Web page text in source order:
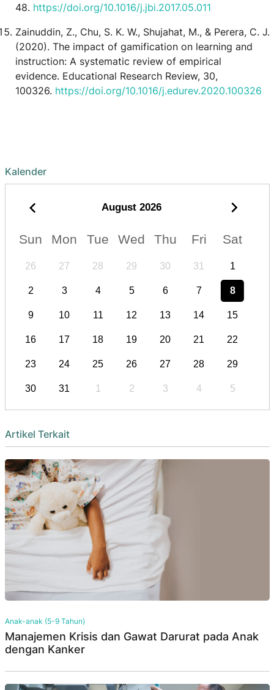
48. https://doi.org/10.1016/j.jbi.2017.05.011
Zainuddin, Z., Chu, S. K. W., Shujahat, M., & Perera, C. J.
(2020). The impact of gamification on learning and
instruction: A systematic review of empirical
evidence. Educational Research Review, 30,
100326. https://doi.org/10.1016/j.edurev.2020.100326
Kalender
August 2026
Sun Mon Tue Wed Thu Fri Sat
26 27 28 29 30 31 1
2 3 4 5 6 7 8
9 10 11 12 13 14 15
16 17 18 19 20 21 22
23 24 25 26 27 28 29
30 31 1 2 3 4 5
Artikel Terkait
Anak-anak (5-9 Tahun)
Manajemen Krisis dan Gawat Darurat pada Anak
dengan Kanker